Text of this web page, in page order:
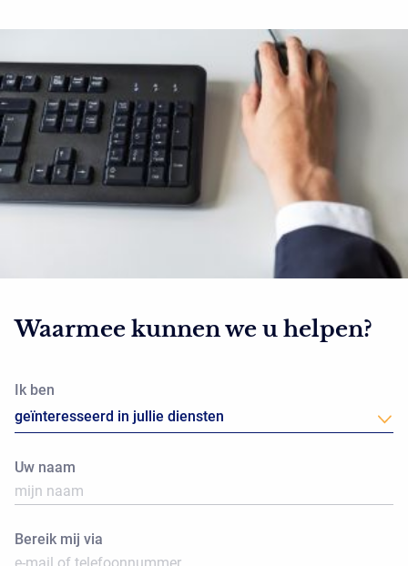
Waarmee kunnen we u helpen?
Ik ben
Uw naam
Bereik mij via